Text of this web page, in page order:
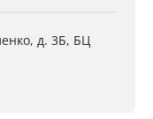
д. 3Б, БЦ